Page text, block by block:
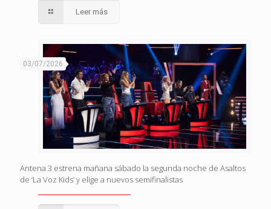
Leer más
03/07/2026
Antena 3 estrena mañana sábado la segunda noche de Asaltos
de ‘La Voz Kids’ y elige a nuevos semifinalistas